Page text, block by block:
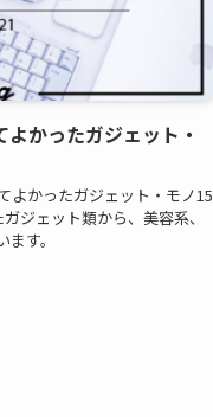
かったガジェット・
よかったガジェット・モノ15
ジェット類から、美容系、
す。